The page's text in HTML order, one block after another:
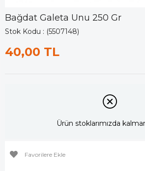
Bağdat Galeta Unu 250 Gr
Stok Kodu (5507148)
40,00 TL
Ürün stoklarımızda
Favorilere Ekle